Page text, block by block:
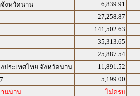
จังหวัดน่าน
6,839.91
27,258.87
141,502.63
35,313.65
25,887.54
ประเทศไทย จังหวัดน่าน
11,891.52
5,199.00
านน่าน
ไม่ครบ